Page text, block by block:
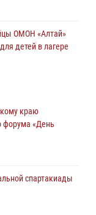
ОМОН «Алтай»
детей в лагере
пограничниками
для детей
краю
форума «День
спартакиады